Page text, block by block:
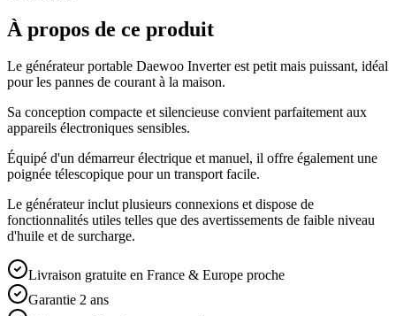
À propos de ce produit
Le générateur portable Daewoo Inverter est petit mais puissant, idéal
pour les pannes de courant à la maison.
Sa conception compacte et silencieuse convient parfaitement aux
appareils électroniques sensibles.
Équipé d'un démarreur électrique et manuel, il offre également une
poignée télescopique pour un transport facile.
Le générateur inclut plusieurs connexions et dispose de
fonctionnalités utiles telles que des avertissements de faible niveau
d'huile et de surcharge.
Livraison gratuite en France & Europe proche
Garantie 2 ans